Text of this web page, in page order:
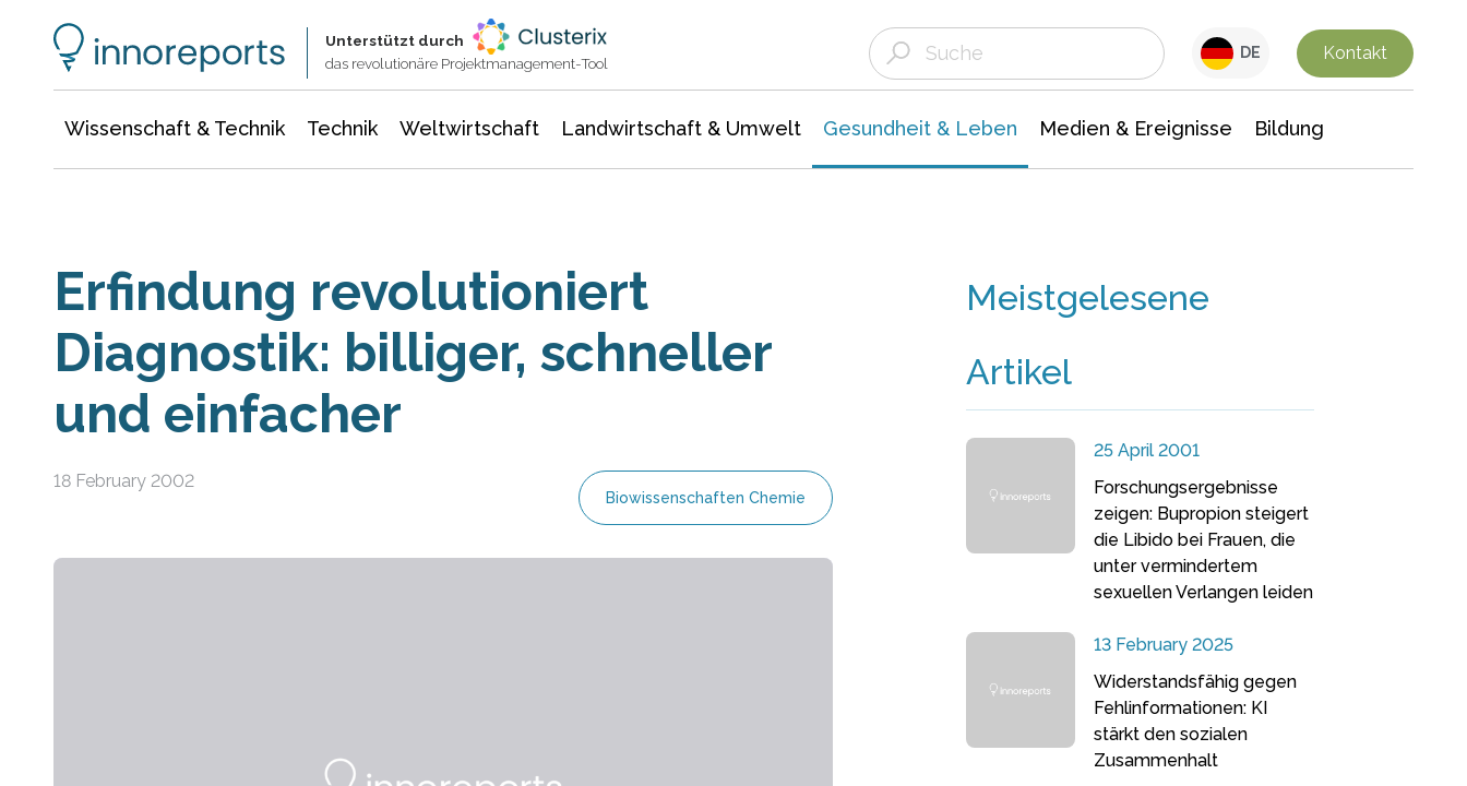
Unterstützt durch
das revolutionäre Projektmanagement-Tool
DE Kontakt
Wissenschaft & Technik Technik Weltwirtschaft Landwirtschaft & Umwelt Gesundheit & Leben Medien & Ereignisse Bildung
Erfindung revolutioniert
Diagnostik: billiger, schneller
und einfacher
18 February 2002
Biowissenschaften Chemie
Meistgelesene
Artikel
25 April 2001
Forschungsergebnisse
zeigen: Bupropion steigert
die Libido bei Frauen, die
unter vermindertem
sexuellen Verlangen leiden
13 February 2025
Widerstandsfähig gegen
Fehlinformationen: KI
stärkt den sozialen
Zusammenhalt